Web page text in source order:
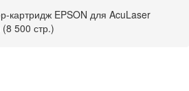
картридж EPSON для AcuLaser
500 стр.)